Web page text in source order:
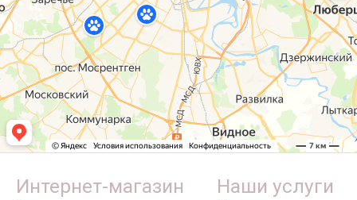
Интернет-магазин Наши услуги